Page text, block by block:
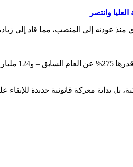
وانتصر
عودته إلى المنصب، مما قاد إلى زيادة
جمعت
بل بداية معركة قانونية جديدة للإبقاء